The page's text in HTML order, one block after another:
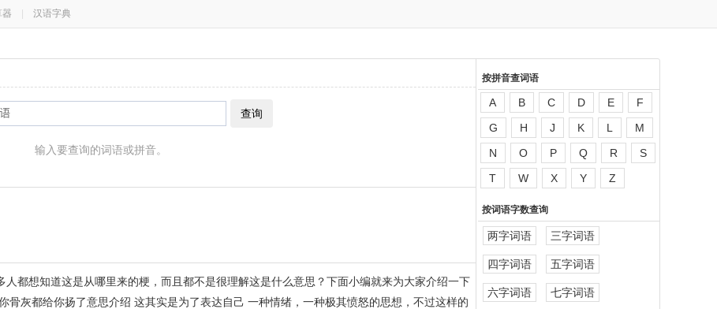
器 汉语字典
查询
输入要查询的词语或拼音。
人都想知道这是从哪里来的梗，而且都不是很理解这是什么意思？下面小编就来为大家介绍一下
骨灰都给你扬了意思介绍 这其实是为了表达自己 一种情绪，一种极其愤怒的思想，不过这样的
按拼音查词语
A B C D E
F
G
H J K L
M
N
O P Q R
S
T
W X Y Z
按词语字数查询
两字词语 三字词语
四字词语 五字词语
六字词语 七字词语